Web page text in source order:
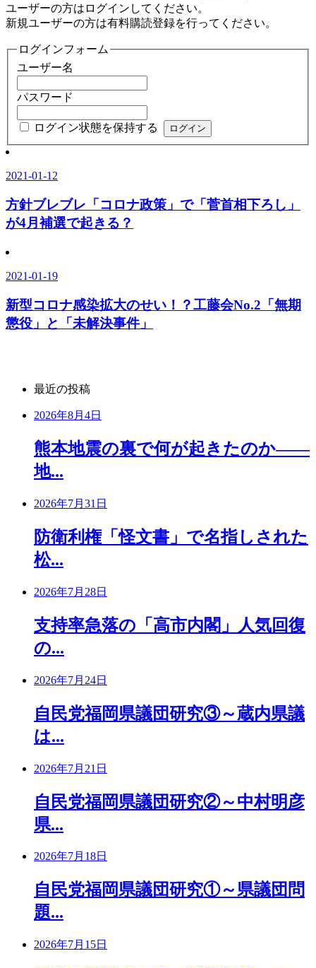
ユーザーの方はログインしてください。
新規ユーザーの方は有料購読登録を行ってください。
ログインフォーム
ユーザー名
パスワード
ログイン状態を保持する
2021-01-12
方針ブレブレ「コロナ政策」で「菅首相下ろし」
が4月補選で起きる？
2021-01-19
新型コロナ感染拡大のせい！？工藤会No.2「無期
懲役」と「未解決事件」
最近の投稿
2026年8月4日
熊本地震の裏で何が起きたのか――
地...
2026年7月31日
防衛利権「怪文書」で名指しされた
松...
2026年7月28日
支持率急落の「高市内閣」人気回復
の...
2026年7月24日
自民党福岡県議団研究③～蔵内県議
は...
2026年7月21日
自民党福岡県議団研究②～中村明彦
県...
2026年7月18日
自民党福岡県議団研究①～県議団問
題...
2026年7月15日